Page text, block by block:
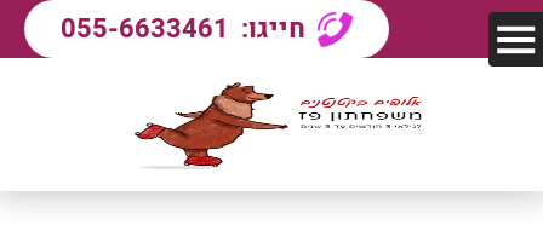
חייגו: 055-6633461